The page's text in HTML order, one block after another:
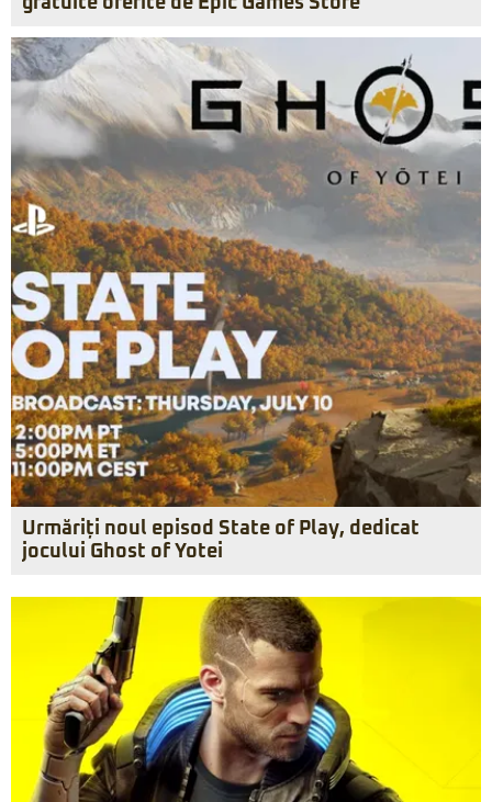
Urmăriți noul episod State of Play, dedicat
jocului Ghost of Yotei